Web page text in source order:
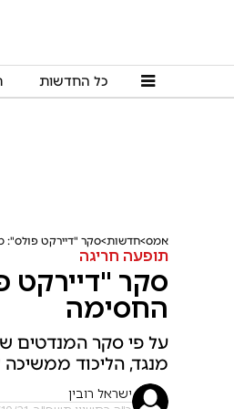
כל החדשות
אמס חדשות סקר "דיירקט
תופעה חריגה
סקר "דיירקט
החסימה
על פי סקר המנדטים
מנגד, הליכוד ממשיכה לשמור על כוחה
ישראל רובין